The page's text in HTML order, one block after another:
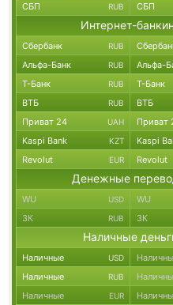
СБП RUB СБП
Интернет-
Сбербанк RUB
Альфа-Банк RUB Альфа-
Т-Банк RUB Т-Банк
ВТБ RUB ВТБ
Приват 24 UAH Приват
Kaspi Bank KZT Kaspi
Revolut EUR Revolut
Денежные
WU USD WU
ЗК RUB ЗК
Наличные
Наличные USD
Наличные RUB
Наличные EUR